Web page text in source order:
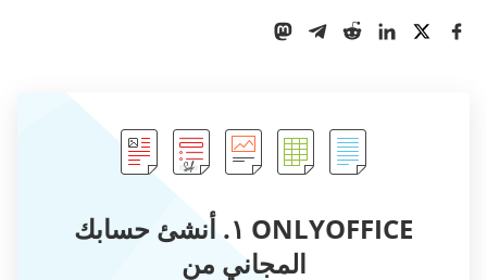
ONLYOFFICE ١. أنشئ حسابك
المجاني من